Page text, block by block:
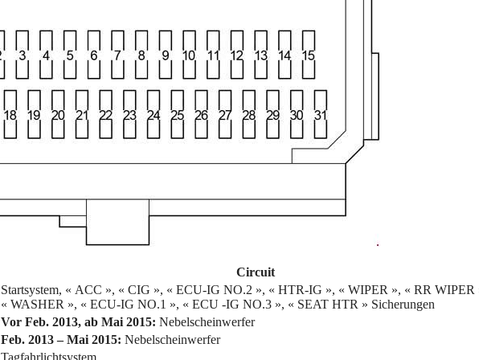
Circuit
Startsystem, « ACC », « CIG », « ECU-IG NO.2 », « HTR-IG », « WIPER », « RR WIPER
« WASHER », « ECU-IG NO.1 », « ECU -IG NO.3 », « SEAT HTR » Sicherungen
Vor Feb. 2013, ab Mai 2015: Nebelscheinwerfer
Feb. 2013 – Mai 2015: Nebelscheinwerfer
Tagfahrlichtsystem